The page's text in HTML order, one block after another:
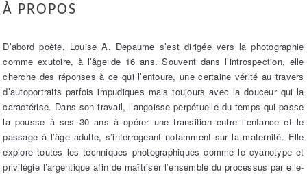
À PROPOS
D’abord poète, Louise A. Depaume s’est dirigée vers la photographie
comme exutoire, à l’âge de 16 ans. Souvent dans l’introspection, elle
cherche des réponses à ce qui l’entoure, une certaine vérité au travers
d’autoportraits parfois impudiques mais toujours avec la douceur qui la
caractérise. Dans son travail, l’angoisse perpétuelle du temps qui passe
la pousse à ses 30 ans à opérer une transition entre l’enfance et le
passage à l’âge adulte, s’interrogeant notamment sur la maternité. Elle
explore toutes les techniques photographiques comme le cyanotype et
privilégie l’argentique afin de maîtriser l’ensemble du processus par elle-